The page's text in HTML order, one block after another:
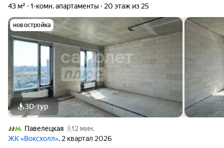
43 м² 1-комн. апартаменты 20 этаж из 25
новостройка
3D-тур
Павелецкая
12 мин.
ЖК «Воксхолл», 2 квартал 2026